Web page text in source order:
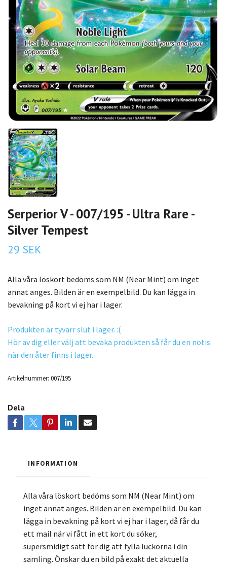
Serperior V - 007/195 - Ultra Rare -
Silver Tempest
29 SEK
Alla våra löskort bedöms som NM (Near Mint) om inget
annat anges. Bilden är en exempelbild. Du kan lägga in
bevakning på kort vi ej har i lager.
Produkten är tyvärr slut i lager. :(
Hör av dig eller välj att bevaka produkten så får du en notis
när den åter finns i lager.
Artikelnummer: 007/195
Dela
INFORMATION
Alla våra löskort bedöms som NM (Near Mint) om
inget annat anges. Bilden är en exempelbild. Du kan
lägga in bevakning på kort vi ej har i lager, då får du
ett mail när vi fått in ett kort du söker,
supersmidigt sätt för dig att fylla luckorna i din
samling. Önskar du en bild på exakt det aktuella